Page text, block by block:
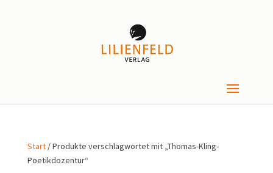
Start/ Produkte verschlagwortet mit „Thomas-Kling-
Poetikdozentur“